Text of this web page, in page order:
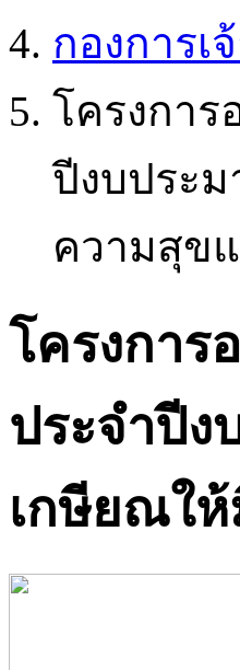
กองการเ
โครงกา
ปีงบประ
ความสุข
โครงกา
ประจำปีง
เกษียณใ